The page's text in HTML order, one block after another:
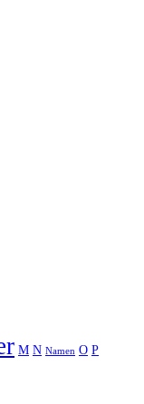
M N Namen O P